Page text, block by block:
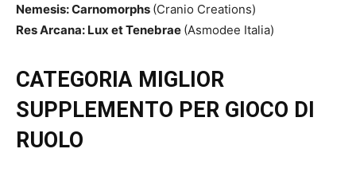
Nemesis: Carnomorphs (Cranio Creations)
Res Arcana: Lux et Tenebrae (Asmodee Italia)
CATEGORIA MIGLIOR
SUPPLEMENTO PER GIOCO DI
RUOLO